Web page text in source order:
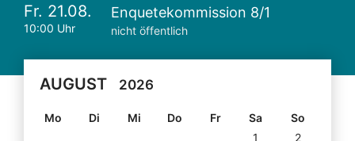
Fr. 21.08.
10:00 Uhr
Enquetekommission 8/1
nicht öffentlich
AUGUST 2026
Mo Di Mi Do Fr Sa
So
1
2